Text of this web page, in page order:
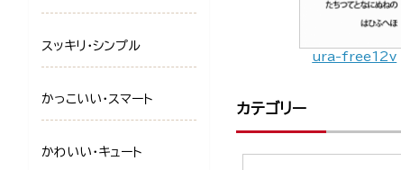
ura-free12v
カテゴリー
スッキリ・シンプル
かっこいい・スマート
かわいい・キュート